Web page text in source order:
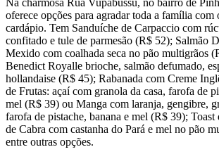
Na charmosa Rua Vupabussu, no bairro de
oferece opções para agradar toda a família com
cardápio. Tem Sanduíche de Carpaccio com
confitado e tule de parmesão (R$ 52); Salmão
Mexido com coalhada seca no pão multigrãos
Benedict Royalle brioche, salmão defumado,
hollandaise (R$ 45); Rabanada com Creme
de Frutas: açaí com granola da casa, farofa de
mel (R$ 39) ou Manga com laranja, gengibre,
farofa de pistache, banana e mel (R$ 39);
de Cabra com castanha do Pará e mel no pão
entre outras opções.